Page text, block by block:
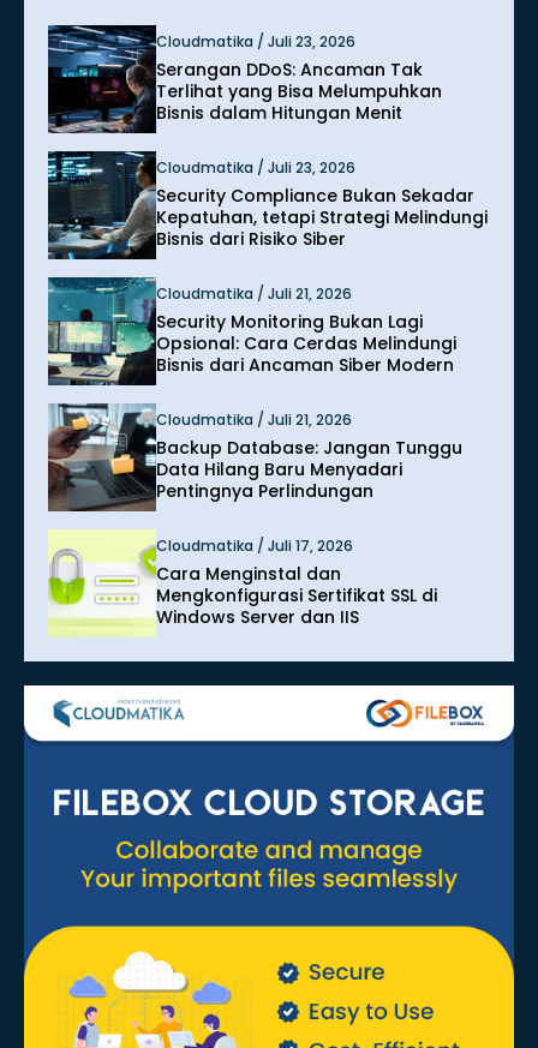
Cloudmatika / Juli 23, 2026
Serangan DDoS: Ancaman Tak
Terlihat yang Bisa Melumpuhkan
Bisnis dalam Hitungan Menit
Cloudmatika / Juli 23, 2026
Security Compliance Bukan Sekadar
Kepatuhan, tetapi Strategi Melindungi
Bisnis dari Risiko Siber
Cloudmatika / Juli 21, 2026
Security Monitoring Bukan Lagi
Opsional: Cara Cerdas Melindungi
Bisnis dari Ancaman Siber Modern
Cloudmatika / Juli 21, 2026
Backup Database: Jangan Tunggu
Data Hilang Baru Menyadari
Pentingnya Perlindungan
Cloudmatika / Juli 17, 2026
Cara Menginstal dan
Mengkonfigurasi Sertifikat SSL di
Windows Server dan IIS